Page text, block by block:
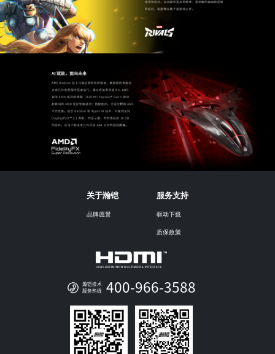
关于瀚铠
品牌愿景
服务支持
驱动下载
质保政策
瀚铠技术
服务热线
400-966-3588